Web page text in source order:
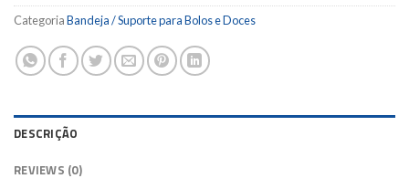
CategoriaBandeja / Suporte para Bolos e Doces
DESCRIÇÃO
REVIEWS (0)